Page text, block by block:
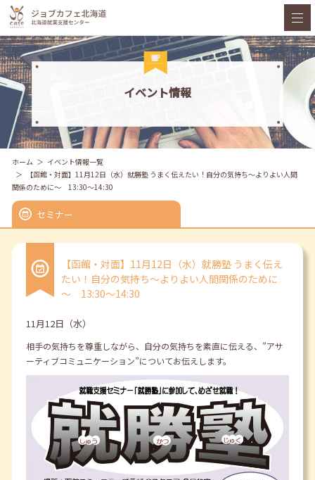
イベント情報
ホーム
イベント情報一覧
【函館・対面】11月12日（水）就勝塾 うまく伝えたい！自分の気持ち～よりよい人間
関係のために～ 13:30～14:30
セミナー
【函館・対面】11月12日（水）就勝塾 うまく伝え
たい！自分の気持ち～よりよい人間関係のために
～ 13:30～14:30
11月12日（水）
相手の気持ちを尊重しながら、自分の気持ちを素直に伝える、”アサ
ーティブコミュニケーション”についてお伝えします。